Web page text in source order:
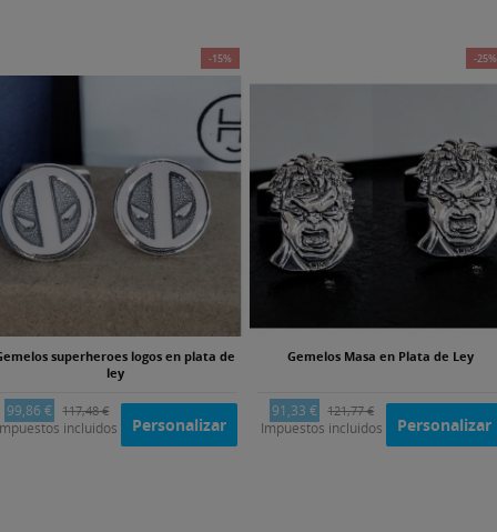
-15%
superheroes logos en plata de
ley
99,86 € 117,48 €
incluidos Personalizar
-25%
Gemelos Masa en Plata de Ley
91,33 € 121,77 €
Impuestos incluidos Personalizar